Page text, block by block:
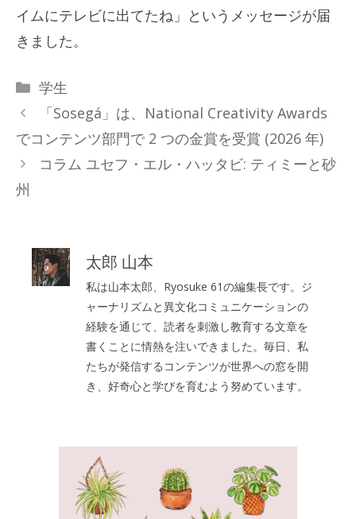
イムにテレビに出てたね」というメッセージが届
きました。
カ
テ
リ
ー
学生
「Sosegá」は、National Creativity Awards
でコンテンツ部門で 2 つの金賞を受賞 (2026 年)
コラム ユセフ・エル・ハッタビ: ティミーと砂
州
太郎 山本
私は山本太郎、Ryosuke 61の編集長です。ジ
ャーナリズムと異文化コミュニケーションの
経験を通じて、読者を刺激し教育する文章を
書くことに情熱を注いできました。毎日、私
たちが発信するコンテンツが世界への窓を開
き、好奇心と学びを育むよう努めています。